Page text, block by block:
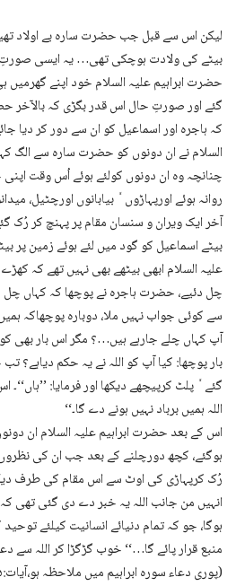
لیکن اس سے قبل جب حضرت سارہ بے اولاد
بیٹے کی ولادت ہوچکی تھی… یہ ایسی
حضرت ابراہیم علیہ السلام خود اپنے گھرمیں
گئے اور صورتِ حال اس قدر بگڑی کہ بالآخر
کہ ہاجرہ اور اسماعیل کو ان سے دور کر دیا
السلام نے ان دونوں کو حضرت سارہ سے الگ
چنانچہ وہ ان دونوں کولئے ہوئے اُس وقت
روانہ ہوئے اورپہاڑوں ٗ بیابانوں اورچٹیل،
آخر ایک ویران و سنسان مقام پر پہنچ کر رُک
بیٹے اسماعیل کو گود میں لئے ہوئے زمین پر
علیہ السلام ابھی بیٹھے بھی نہیں تھے کہ
چل دئیے، حضرت ہاجرہ نے پوچھا کہ کہاں
سے کوئی جواب نہیں ملا، دوبارہ پوچھاکہ
آپ کہاں چلے جارہے ہیں…؟ مگر اس بار بھی
بار پوچھا: کیا آپ کو اللہ نے یہ حکم دیاہے؟
گئے ٗ پلٹ کرپیچھے دیکھا اور فرمایا:
اللہ ہمیں برباد نہیں ہونے دے گا۔‘‘
اس کے بعد حضرت ابراہیم علیہ السلام ان
ہوگئے، کچھ دورچلنے کے بعد جب ان کی
رُک کرپہاڑی کی اوٹ سے اس مقام کی طرف
انہیں من جانب اللہ یہ خبر دے دی گئی تھی کہ
ہوگا، جو کہ تمام دنیائے انسانیت کیلئے
منبع قرار پائے گا…‘‘ خوب گڑگڑا کر اللہ سے
(پوری دعاء سورہ ابراہیم میں ملاحظہ ہو،آیات:۳۵۔۴۱)